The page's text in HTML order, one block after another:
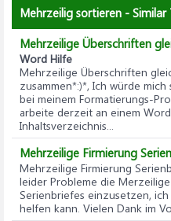
Mehrzeilig sortieren -
Mehrzeilige Überschriften
Word Hilfe
Mehrzeilige Überschriften
zusammen*:)*, Ich würde
bei meinem Formatierungs-
arbeite derzeit an einem
Inhaltsverzeichnis...
Mehrzeilige Firmierung
Mehrzeilige Firmierung
leider Probleme die
Serienbriefes einzusetzen,
helfen kann. Vielen Dank im